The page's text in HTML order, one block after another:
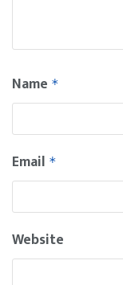
Name *
Email *
Website